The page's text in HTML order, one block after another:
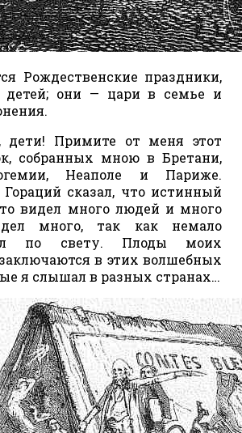
Рождественские праздники,
детей; они — цари в семье и
дети! Примите от меня этот
собранных мною в Бретани,
Неаполе и Париже.
сказал, что истинный
видел много людей и много
много, так как немало
по свету. Плоды моих
в этих волшебных
я слышал в разных странах…